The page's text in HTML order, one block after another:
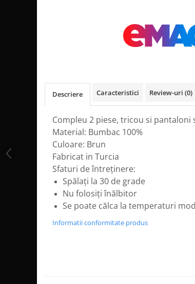
Descriere Caracteristici Review-uri (0)
Compleu 2 piese, tricou si pantaloni
Material: Bumbac 100%
Culoare: Brun
Fabricat in Turcia
Sfaturi de întreținere:
Spălați la 30 de grade
Nu folosiți înălbitor
Se poate călca la temperaturi
Informatii conformitate produs